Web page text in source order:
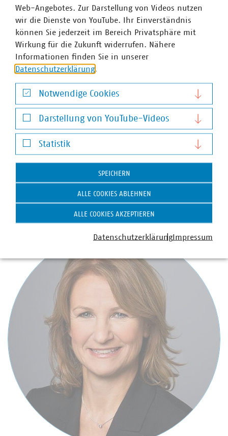
werden, allerdings werden die
Effizienzanforderungen für Motoren, Ventilatoren
und Drucklufterzeuger strenger ausgelegt.
Die bisherigen Förderangebote werden um ein
sechstes Modul ergänzt, welches die Elektrifizierung
der Produktionsverfahren durch Investitionen
kleiner Unternehmen in neue Produktionsanlagen
und Komponenten zu 33 Prozent bzw. maximal
200.000 Euro fördert. Dies beinhaltet auch die
Umrüstung von Bestandsanlagen.
Weitere Informationen zum Förderprogramm, den
Neuerungen und dem Antragsverfahren finden Sie
Ansprechpartner
Web-Angebotes. Zur Darstellung von Videos nutzen
wir die Dienste von YouTube. Ihr Einverständnis
können Sie jederzeit im Bereich Privatsphäre mit
Wirkung für die Zukunft widerrufen. Nähere
Informationen finden Sie in unserer
Datenschutzerklärung
Notwendige Cookies
Notwendige Cookies
Darstellung von YouTube-Videos
Darstellung von YouTube-Videos
Statistik
Statistik
SPEICHERN
ALLE COOKIES ABLEHNEN
ALLE COOKIES AKZEPTIEREN
DatenschutzerklärungImpressum